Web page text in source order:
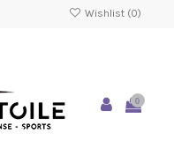
Wishlist (0)
0